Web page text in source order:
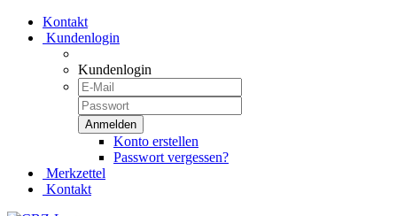
Kontakt
Kundenlogin
Kundenlogin
Konto erstellen
Passwort vergessen?
Merkzettel
Kontakt